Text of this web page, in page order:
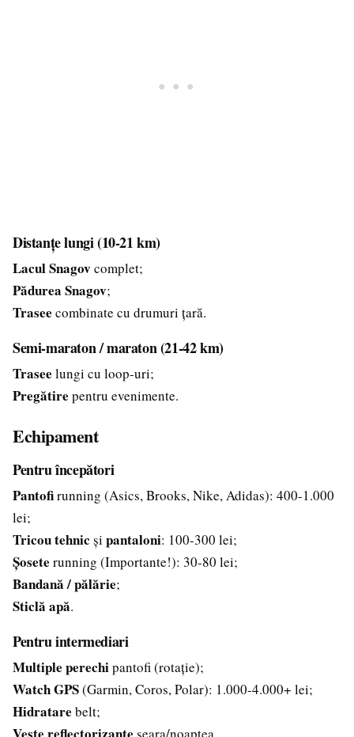
Distanțe lungi (10-21 km)
Lacul Snagovcomplet;
Pădurea Snagov;
Trasee combinate cu drumuri țară.
Semi-maraton / maraton (21-42 km)
Trasee lungi cu loop-uri;
Pregătire pentru evenimente.
Echipament
Pentru începători
Pantofirunning (Asics, Brooks, Nike, Adidas): 400-1.000
lei;
Tricou tehnic și pantaloni: 100-300 lei;
Șosete running (Importante!): 30-80 lei;
Bandană / pălărie;
Sticlă apă.
Pentru intermediari
Multiple perechipantofi (rotație);
Watch GPS(Garmin, Coros, Polar): 1.000-4.000+ lei;
Hidratare belt;